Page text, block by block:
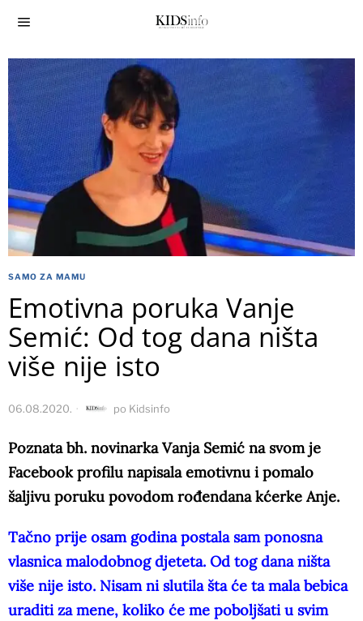
SAMO ZA MAMU
Emotivna poruka Vanje
Semić: Od tog dana ništa
više nije isto
06.08.2020. po Kidsinfo
Poznata bh. novinarka Vanja Semić na svom je
Facebook profilu napisala emotivnu i pomalo
šaljivu poruku povodom rođendana kćerke Anje.
Tačno prije osam godina postala sam ponosna
vlasnica malodobnog djeteta. Od tog dana ništa
više nije isto. Nisam ni slutila šta će ta mala bebica
uraditi za mene, koliko će me poboljšati u svim